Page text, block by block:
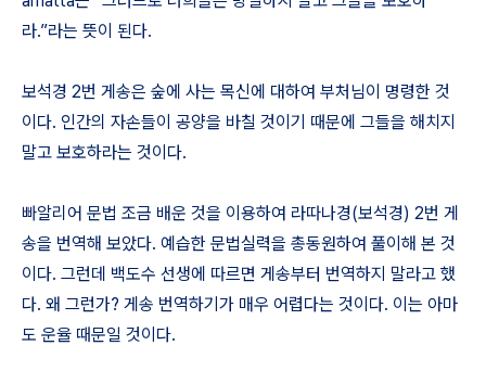
라.”라는 뜻이 된다.
보석경 2번 게송은 숲에 사는 목신에 대하여 부처님이 명령한 것
이다. 인간의 자손들이 공양을 바칠 것이기 때문에 그들을 해치지
말고 보호하라는 것이다.
빠알리어 문법 조금 배운 것을 이용하여 라따나경(보석경) 2번 게
송을 번역해 보았다. 예습한 문법실력을 총동원하여 풀이해 본 것
이다. 그런데 백도수 선생에 따르면 게송부터 번역하지 말라고 했
다. 왜 그런가? 게송 번역하기가 매우 어렵다는 것이다. 이는 아마
도 운율 때문일 것이다.